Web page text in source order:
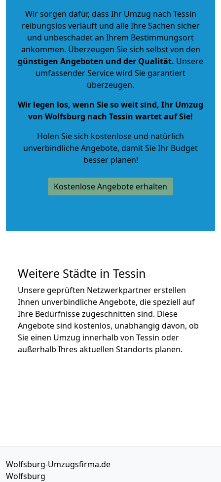
Wir sorgen dafür, dass Ihr Umzug nach Tessin
reibungslos verläuft und alle Ihre Sachen sicher
und unbeschadet an Ihrem Bestimmungsort
ankommen. Überzeugen Sie sich selbst von den
günstigen Angeboten und der Qualität. Unsere
umfassender Service wird Sie garantiert
überzeugen.
Wir legen los, wenn Sie so weit sind, Ihr Umzug
von Wolfsburg nach Tessin wartet auf Sie!
Holen Sie sich kostenlose und natürlich
unverbindliche Angebote, damit Sie Ihr Budget
besser planen!
Kostenlose Angebote erhalten
Weitere Städte in Tessin
Unsere geprüften Netzwerkpartner erstellen
Ihnen unverbindliche Angebote, die speziell auf
Ihre Bedürfnisse zugeschnitten sind. Diese
Angebote sind kostenlos, unabhängig davon, ob
Sie einen Umzug innerhalb von Tessin oder
außerhalb Ihres aktuellen Standorts planen.
Wolfsburg-Umzugsfirma.de
Wolfsburg